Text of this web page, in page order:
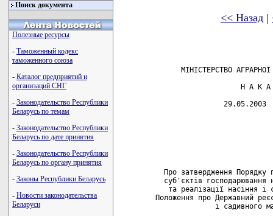
Поиск документа
Полезные ресурсы
- Таможенный кодекс
таможенного союза
- Каталог предприятий и
организаций СНГ
- Законодательство Республики
Беларусь по темам
- Законодательство Республики
Беларусь по дате принятия
- Законодательство Республики
Беларусь по органу принятия
- Законы Республики Беларусь
- Новости законодательства
Беларуси
<< Назад |